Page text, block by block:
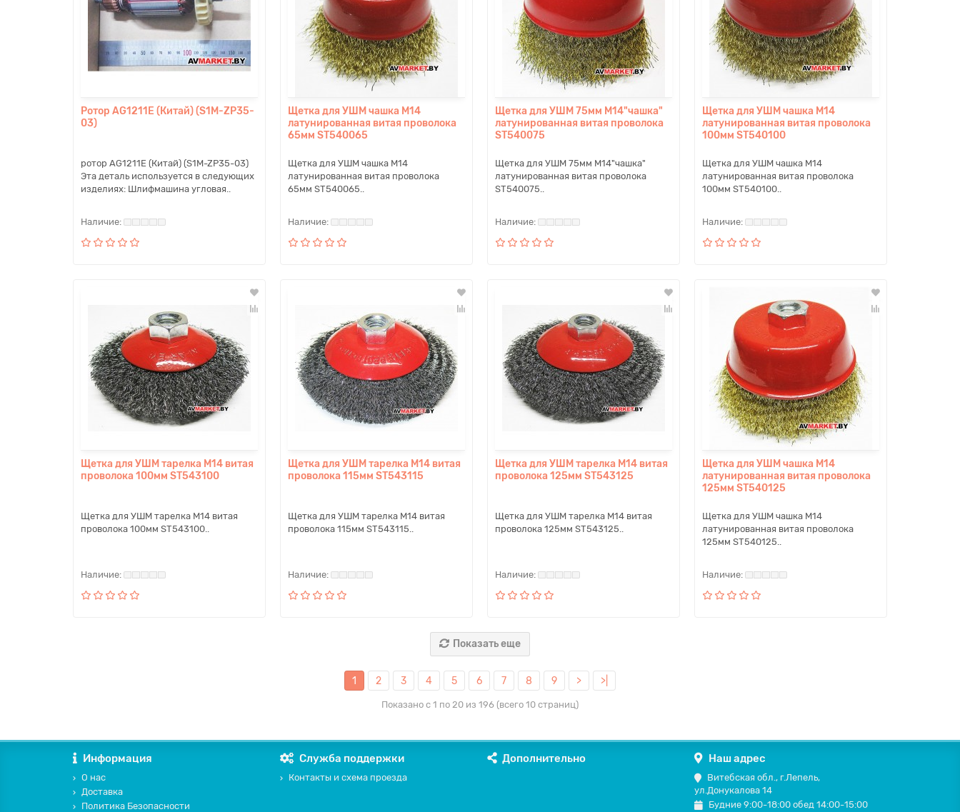
Ротор AG1211E (Китай) (S1M-ZP35-
03)
ротор AG1211E (Китай) (S1M-ZP35-03)
Эта деталь используется в следующих
изделиях: Шлифмашина угловая..
Щетка для УШМ чашка M14
латунированная витая проволока
65мм ST540065
Щетка для УШМ чашка M14
латунированная витая проволока
65мм ST540065..
Щетка для УШМ 75мм М14"чашка"
латунированная витая проволока
ST540075
Щетка для УШМ 75мм М14"чашка"
латунированная витая проволока
ST540075..
Щетка для УШМ чашка M14
латунированная витая проволока
100мм ST540100
Щетка для УШМ чашка M14
латунированная витая проволока
100мм ST540100..
Щетка для УШМ тарелка M14 витая
проволока 100мм ST543100
Щетка для УШМ тарелка M14 витая
проволока 100мм ST543100..
Щетка для УШМ тарелка M14 витая
проволока 115мм ST543115
Щетка для УШМ тарелка M14 витая
проволока 115мм ST543115..
Щетка для УШМ тарелка M14 витая
проволока 125мм ST543125
Щетка для УШМ тарелка M14 витая
проволока 125мм ST543125..
Щетка для УШМ чашка M14
латунированная витая проволока
125мм ST540125
Щетка для УШМ чашка M14
латунированная витая проволока
125мм ST540125..
Показать еще
1 2 3 4 5 6 7 8 9 > >|
Показано с 1 по 20 из 196 (всего 10 страниц)
Информация
О нас
Доставка
Политика Безопасности
Служба поддержки
Контакты и схема проезда
Дополнительно Наш адрес
Витебская обл., г.Лепель,
ул.Донукалова 14
Будние 9:00-18:00 обед 14:00-15:00